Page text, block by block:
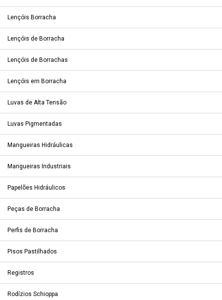
Lençóis Borracha
Lençóis de Borracha
Lençóis de Borrachas
Lençóis em Borracha
Luvas de Alta Tensão
Luvas Pigmentadas
Mangueiras Hidráulicas
Mangueiras Industriais
Papelões Hidráulicos
Peças de Borracha
Perfis de Borracha
Pisos Pastilhados
Registros
Rodízios Schioppa